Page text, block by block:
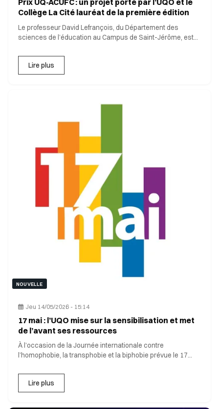
Prix UQ-ACUFC : un projet porté par l’UQO et le
Collège La Cité lauréat de la première édition
Le professeur David Lefrançois, du Département des
sciences de l’éducation au Campus de Saint-Jérôme, est
Lire plus
NOUVELLE
Jeu 14/05/2026 - 15:14
17 mai : l’UQO mise sur la sensibilisation et met
de l’avant ses ressources
À l’occasion de la Journée internationale contre
l’homophobie, la transphobie et la biphobie prévue le 17
Lire plus